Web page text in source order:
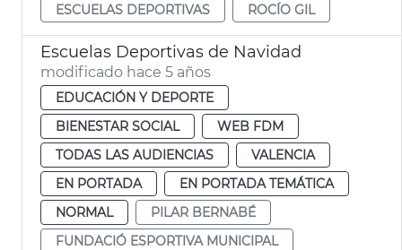
ESCUELAS DEPORTIVAS
ROCÍO GIL
Escuelas Deportivas de Navidad
modificado hace 5 años
EDUCACIÓN Y DEPORTE
BIENESTAR SOCIAL
WEB FDM
TODAS LAS AUDIENCIAS
VALENCIA
EN PORTADA
EN PORTADA TEMÁTICA
NORMAL
PILAR BERNABÉ
FUNDACIÓ ESPORTIVA MUNICIPAL